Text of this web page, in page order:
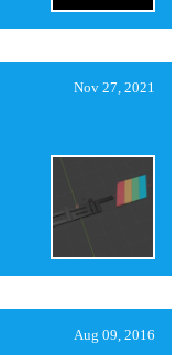
Nov 27, 2021
Aug 09, 2016